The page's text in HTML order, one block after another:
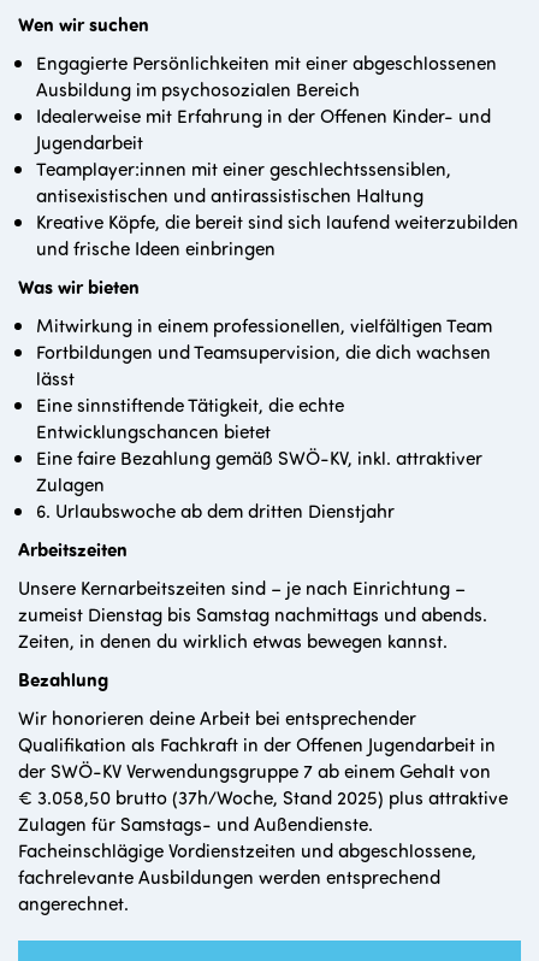
Wen wir suchen
Engagierte Persönlichkeiten mit einer abgeschlossenen
Ausbildung im psychosozialen Bereich
Idealerweise mit Erfahrung in der Offenen Kinder- und
Jugendarbeit
Teamplayer:innen mit einer geschlechtssensiblen,
antisexistischen und antirassistischen Haltung
Kreative Köpfe, die bereit sind sich laufend weiterzubilden
und frische Ideen einbringen
Was wir bieten
Mitwirkung in einem professionellen, vielfältigen Team
Fortbildungen und Teamsupervision, die dich wachsen
lässt
Eine sinnstiftende Tätigkeit, die echte
Entwicklungschancen bietet
Eine faire Bezahlung gemäß SWÖ-KV, inkl. attraktiver
Zulagen
6. Urlaubswoche ab dem dritten Dienstjahr
Arbeitszeiten
Unsere Kernarbeitszeiten sind – je nach Einrichtung –
zumeist Dienstag bis Samstag nachmittags und abends.
Zeiten, in denen du wirklich etwas bewegen kannst.
Bezahlung
Wir honorieren deine Arbeit bei entsprechender
Qualifikation als Fachkraft in der Offenen Jugendarbeit in
der SWÖ-KV Verwendungsgruppe 7 ab einem Gehalt von
€ 3.058,50 brutto (37h/Woche, Stand 2025) plus attraktive
Zulagen für Samstags- und Außendienste.
Facheinschlägige Vordienstzeiten und abgeschlossene,
fachrelevante Ausbildungen werden entsprechend
angerechnet.